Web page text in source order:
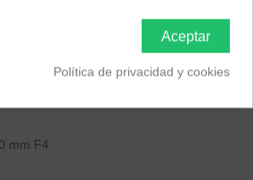
Grados
mm F4
Aceptar
Política de privacidad y cookies